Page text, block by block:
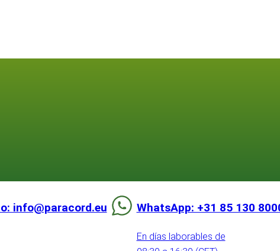
info@paracord.eu WhatsApp: +31 85 130
En días laborables de